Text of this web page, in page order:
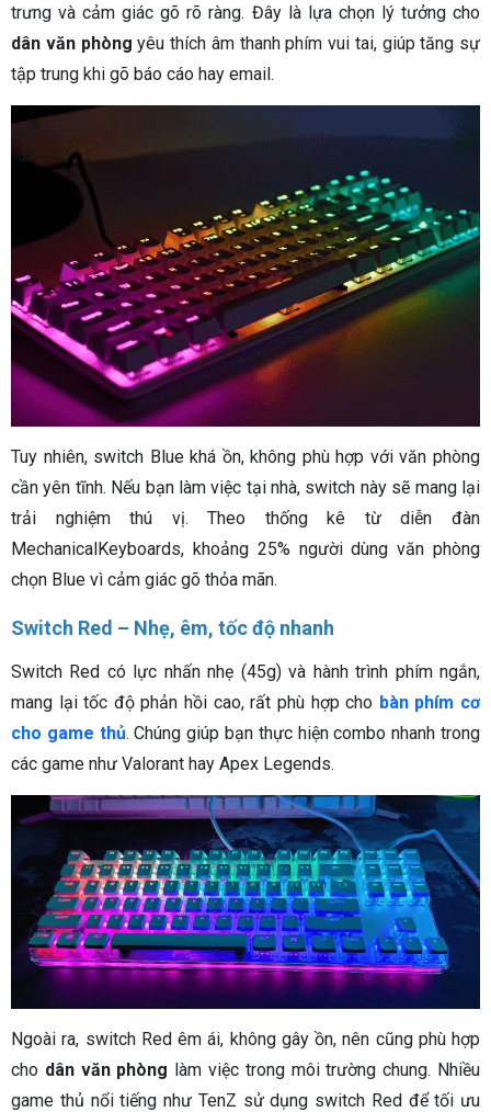
trưng và cảm giác gõ rõ ràng. Đây là lựa chọn lý tưởng cho
dân văn phòng yêu thích âm thanh phím vui tai, giúp tăng sự
tập trung khi gõ báo cáo hay email.
Tuy nhiên, switch Blue khá ồn, không phù hợp với văn phòng
cần yên tĩnh. Nếu bạn làm việc tại nhà, switch này sẽ mang lại
trải nghiệm thú vị. Theo thống kê từ diễn đàn
MechanicalKeyboards, khoảng 25% người dùng văn phòng
chọn Blue vì cảm giác gõ thỏa mãn.
Switch Red – Nhẹ, êm, tốc độ nhanh
Switch Red có lực nhấn nhẹ (45g) và hành trình phím ngắn,
mang lại tốc độ phản hồi cao, rất phù hợp cho bàn phím cơ
cho game thủ. Chúng giúp bạn thực hiện combo nhanh trong
các game như Valorant hay Apex Legends.
Ngoài ra, switch Red êm ái, không gây ồn, nên cũng phù hợp
cho dân văn phòng làm việc trong môi trường chung. Nhiều
game thủ nổi tiếng như TenZ sử dụng switch Red để tối ưu